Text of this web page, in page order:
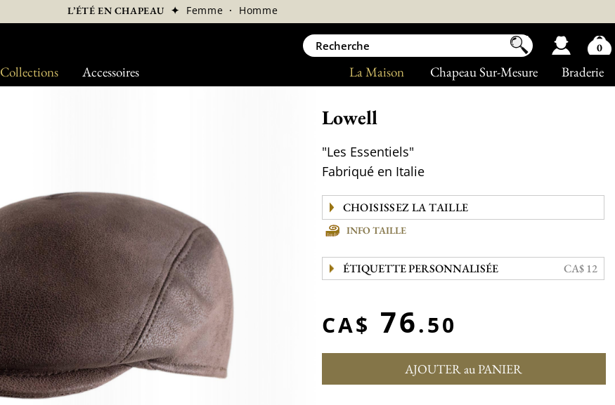
Collections Accessoires Braderie
Chapeau Sur-Mesure
La Maison
L’ÉTÉ EN CHAPEAU ✦ Femme · Homme
Lowell
"Les Essentiels"
Fabriqué en Italie
INFO TAILLE
ÉTIQUETTE PERSONNALISÉE CA$ 12
CA$ 76.50
AJOUTER au PANIER
0